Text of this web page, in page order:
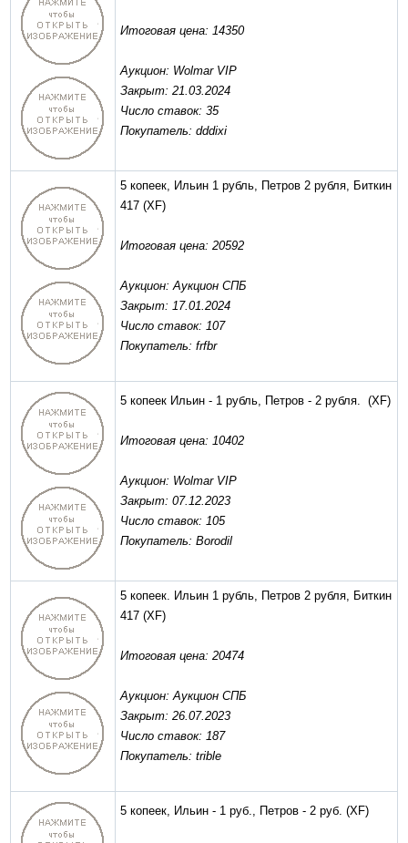
Итоговая цена: 14350
Аукцион: Wolmar VIP
Закрыт: 21.03.2024
Число ставок: 35
Покупатель: dddixi
5 копеек, Ильин 1 рубль, Петров 2 рубля, Биткин
417 (XF)
Итоговая цена: 20592
Аукцион: Аукцион СПБ
Закрыт: 17.01.2024
Число ставок: 107
Покупатель: frfbr
5 копеек Ильин - 1 рубль, Петров - 2 рубля. (XF)
Итоговая цена: 10402
Аукцион: Wolmar VIP
Закрыт: 07.12.2023
Число ставок: 105
Покупатель: Borodil
5 копеек. Ильин 1 рубль, Петров 2 рубля, Биткин
417 (XF)
Итоговая цена: 20474
Аукцион: Аукцион СПБ
Закрыт: 26.07.2023
Число ставок: 187
Покупатель: trible
5 копеек, Ильин - 1 руб., Петров - 2 руб. (XF)